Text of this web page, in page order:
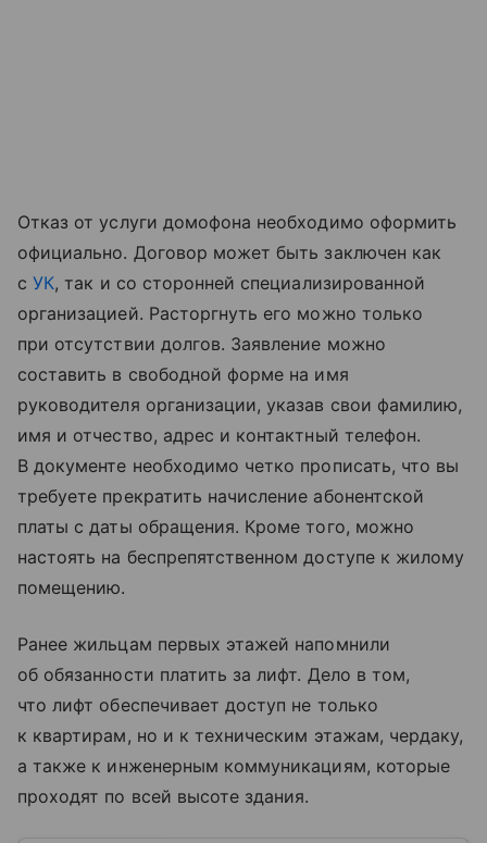
Отказ от услуги домофона необходимо оформить
официально. Договор может быть заключен как
сУК, так и со сторонней специализированной
организацией. Расторгнуть его можно только
при отсутствии долгов. Заявление можно
составить в свободной форме на имя
руководителя организации, указав свои фамилию,
имя и отчество, адрес и контактный телефон.
В документе необходимо четко прописать, что вы
требуете прекратить начисление абонентской
платы с даты обращения. Кроме того, можно
настоять на беспрепятственном доступе к жилому
помещению.
Ранее жильцам первых этажей напомнили
об обязанности платить за лифт. Дело в том,
что лифт обеспечивает доступ не только
к квартирам, но и к техническим этажам, чердаку,
а также к инженерным коммуникациям, которые
проходят по всей высоте здания.